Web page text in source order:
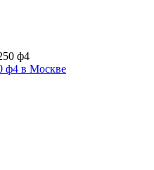
ф4 в Москве